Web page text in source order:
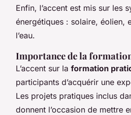
Enfin, l’accent est mis sur les
énergétiques : solaire, éolien,
l’eau.
Importance de la
L’accent sur la formation
participants d’acquérir une
Les projets pratiques inclus
donnent l’occasion de mettre